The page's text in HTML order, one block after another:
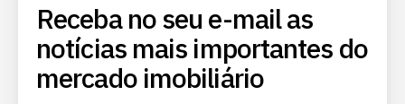
Receba no seu e-mail as
notícias mais importantes do
mercado imobiliário